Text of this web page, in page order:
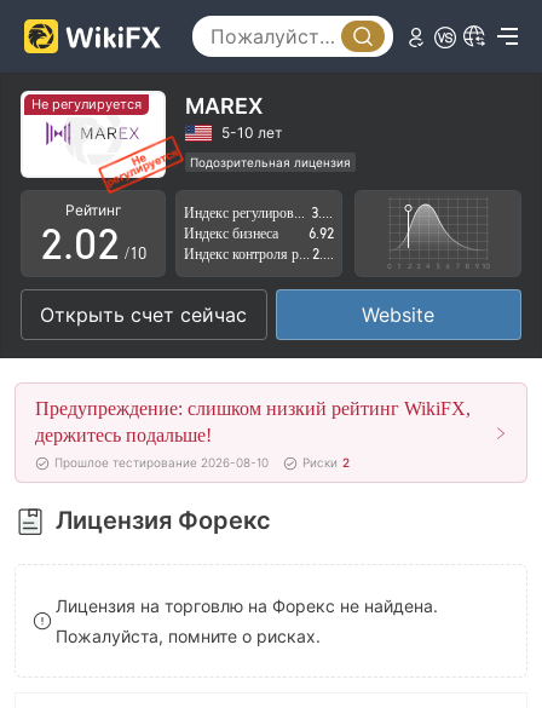
Не регулируется MAREX
5-10 лет
Подозрительная лицензия
Регион деятельности подозрителен
Высокие потенциальные риски
Рейтинг
0
1
2
3
4
5
6
7
8
9
.0
1
2
3
4
5
6
7
8
9
0
1
2
3
4
5
6
7
8
9
/10
Индекс бизнеса
6.92
Открыть счет сейчас Website
Предупреждение: слишком низкий рейтинг WikiFX,
держитесь подальше!
Прошлое тестирование 2026-08-10 Риски 2
Лицензия Форекс
Лицензия на торговлю на Форекс не найдена.
Пожалуйста, помните о рисках.